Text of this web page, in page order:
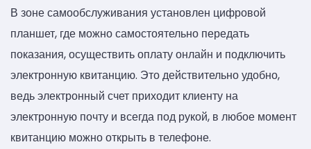
В зоне самообслуживания установлен цифровой
планшет, где можно самостоятельно передать
показания, осуществить оплату онлайн и подключить
электронную квитанцию. Это действительно удобно,
ведь электронный счет приходит клиенту на
электронную почту и всегда под рукой, в любое момент
квитанцию можно открыть в телефоне.